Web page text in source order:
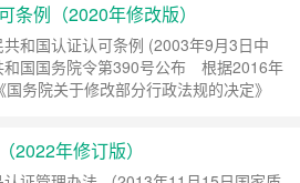
……继续阅读 »
条例（2020年修改版）
共和国认证认可条例 (2003年9月3日中
和国国务院令第390号公布 根据2016年
务院关于修改部分行政法规的决定》
阅读 »
2022年修订版）